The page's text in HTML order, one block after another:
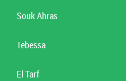
Souk Ahras
Tebessa
El Tarf